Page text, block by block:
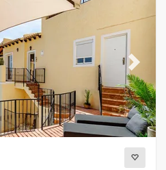
Next